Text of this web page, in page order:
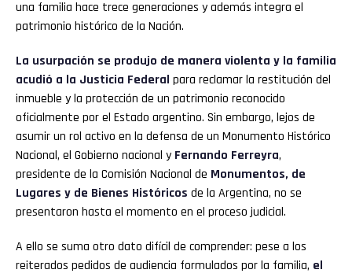
una familia hace trece generaciones y además integra el
patrimonio histórico de la Nación.
La usurpación se produjo de manera violenta y la familia
acudió a la Justicia Federal para reclamar la restitución del
inmueble y la protección de un patrimonio reconocido
oficialmente por el Estado argentino. Sin embargo, lejos de
asumir un rol activo en la defensa de un Monumento Histórico
Nacional, el Gobierno nacional y Fernando Ferreyra,
presidente de la Comisión Nacional de Monumentos, de
Lugares y de Bienes Históricos de la Argentina, no se
presentaron hasta el momento en el proceso judicial.
A ello se suma otro dato difícil de comprender: pese a los
reiterados pedidos de audiencia formulados por la familia, el